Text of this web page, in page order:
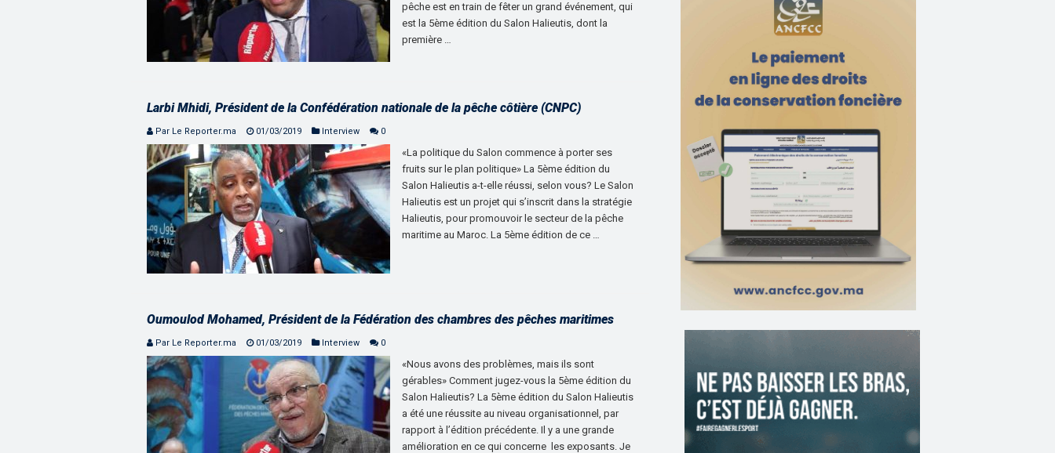
pêche est en train de fêter un grand événement, qui
est la 5ème édition du Salon Halieutis, dont la
première …
Larbi Mhidi, Président de la Confédération nationale de la pêche côtière (CNPC)
Par Le Reporter.ma 01/03/2019 Interview 0
«La politique du Salon commence à porter ses
fruits sur le plan politique» La 5ème édition du
Salon Halieutis a-t-elle réussi, selon vous? Le Salon
Halieutis est un projet qui s’inscrit dans la stratégie
Halieutis, pour promouvoir le secteur de la pêche
maritime au Maroc. La 5ème édition de ce …
Oumoulod Mohamed, Président de la Fédération des chambres des pêches maritimes
Par Le Reporter.ma 01/03/2019 Interview 0
«Nous avons des problèmes, mais ils sont
gérables» Comment jugez-vous la 5ème édition du
Salon Halieutis? La 5ème édition du Salon Halieutis
a été une réussite au niveau organisationnel, par
rapport à l’édition précédente. Il y a une grande
amélioration en ce qui concerne les exposants. Je